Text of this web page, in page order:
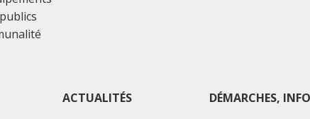
ACTUALITÉS DÉMARCHES,